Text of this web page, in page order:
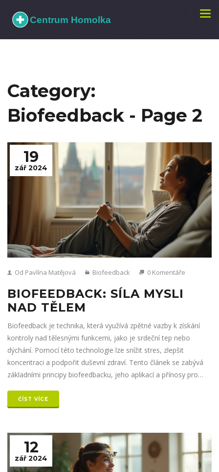
Category:
Biofeedback - Page 2
19
zář 2024
Od Pavlína Matějová Biofeedback 0 Komentáře
BIOFEEDBACK: SÍLA MYSLI
NAD TĚLEM
Biofeedback je technika, která využívá zpětné vazby k získání
kontroly nad tělesnými funkcemi, jako je srdeční tep nebo
dýchání. Pomocí této technologie lze snížit stres, zlepšit
koncentraci a podpořit duševní zdraví. Tento článek se zabývá
základními principy biofeedbacku, jeho aplikací a přínosy pro
ČÍST VÍCE
12
zář 2024